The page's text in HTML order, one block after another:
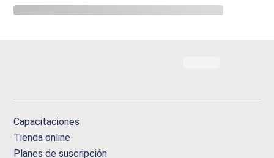
Capacitaciones
Tienda online
Planes de suscripción